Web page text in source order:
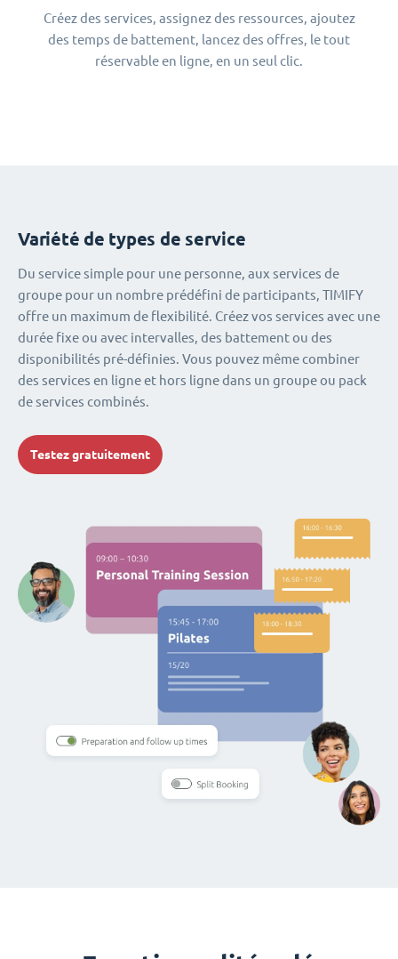
Créez des services, assignez des ressources, ajoutez
des temps de battement, lancez des offres, le tout
réservable en ligne, en un seul clic.
Variété de types de service
Du service simple pour une personne, aux services de
groupe pour un nombre prédéfini de participants, TIMIFY
offre un maximum de flexibilité. Créez vos services avec une
durée fixe ou avec intervalles, des battement ou des
disponibilités pré-définies. Vous pouvez même combiner
des services en ligne et hors ligne dans un groupe ou pack
de services combinés.
Testez gratuitement